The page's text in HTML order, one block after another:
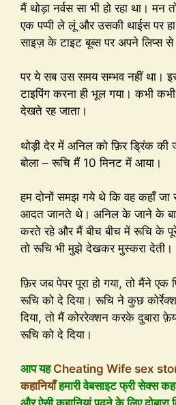
मैं थोड़ा नर्वस सा भी हो रहा था। मन
एक पप्पी ले लूं और उसकी थाईस पर
साइज़ के टाइट बूब्स पर अपने लिप्स
पर ये सब उस समय सम्भव नहीं था।
टाइपिंग करना ही भूल गया। कभी
देखते रह जाता।
थोड़ी देर में अनिल को फ़िर ड्रिंक
बोला – रूचि मैं 10 मिनट में आया।
हम दोनों समझ गये थे कि वह कहाँ जा
आदत जानते थे। अनिल के जाने के
करते रहे और मैं बीच बीच में रूचि के
तो रूचि भी मुझे देखकर मुस्करा देती।
फ़िर जब पेपर पूरा हो गया, तो मैंने
रूचि को दे दिया। रूचि ने कुछ
दिया, तो मैं कोररेक्शन करके दुबारा
रूचि को दे दिया।
आप यहCheating Wife sex
कहानियाँहमारी वेबसाइट फ्री सेक्स